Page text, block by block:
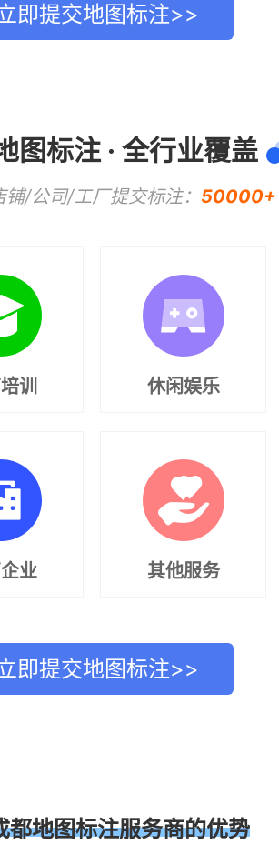
即提交地图标注>>
图标注 · 全行业覆盖
/公司/工厂提交标注： 50000+
训 休闲娱乐
业 其他服务
即提交地图标注>>
都地图标注服务商的优势